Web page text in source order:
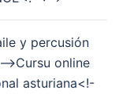
y percusión
>Cursu online
asturiana<!-